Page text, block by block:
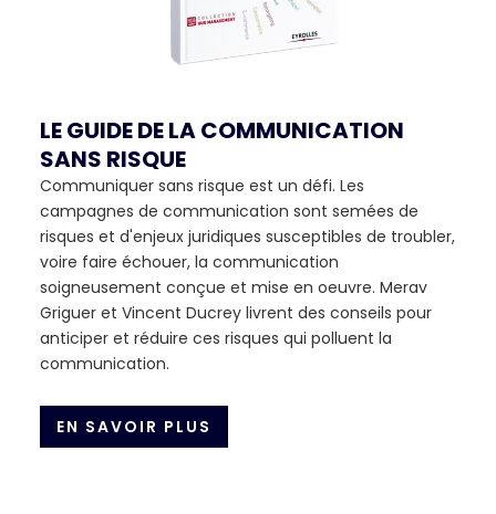
LE GUIDE DE LA COMMUNICATION
SANS RISQUE
Communiquer sans risque est un défi. Les
campagnes de communication sont semées de
risques et d'enjeux juridiques susceptibles de troubler,
voire faire échouer, la communication
soigneusement conçue et mise en oeuvre. Merav
Griguer et Vincent Ducrey livrent des conseils pour
anticiper et réduire ces risques qui polluent la
communication.
EN SAVOIR PLUS